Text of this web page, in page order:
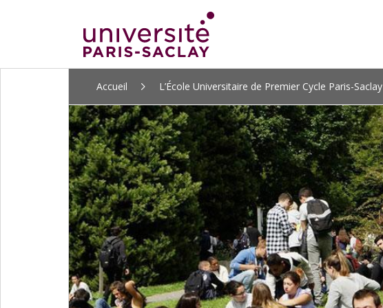
Accueil L’École Universitaire de Premier Cycle Paris-Saclay